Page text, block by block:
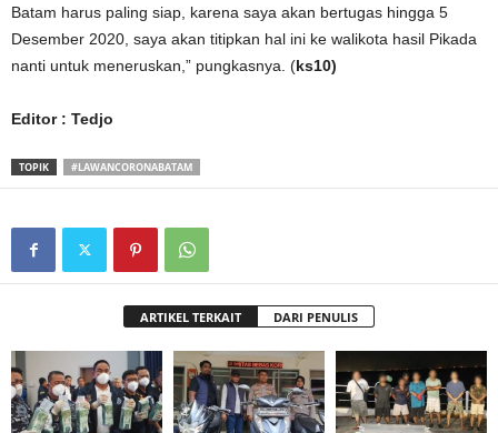
Batam harus paling siap, karena saya akan bertugas hingga 5
Desember 2020, saya akan titipkan hal ini ke walikota hasil Pikada
nanti untuk meneruskan,” pungkasnya. (ks10)
Editor : Tedjo
TOPIK #LAWANCORONABATAM
ARTIKEL TERKAIT DARI PENULIS